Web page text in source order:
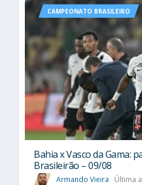
CAMPEONATO BRASILEIRO
Bahia x Vasco da Gama:
Brasileirão – 09/08
Armando Vieira Última